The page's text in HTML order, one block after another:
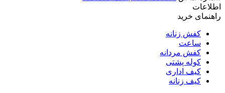
اطلاعات
راهنمای خرید
کفش زنانه
ساعت
کفش مردانه
کوله پشتی
کیف اداری
کیف زنانه